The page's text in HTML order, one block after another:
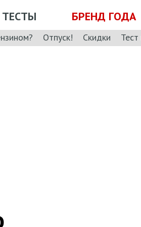
ТЕСТЫ БРЕНД ГОДА
Отпуск! Скидки